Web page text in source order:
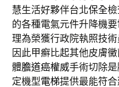
慧生活好夥伴台北保全檢
的各種電氣元件升降機要
理為榮獲行政院執照技
因此甲癬比起其他皮膚
體膽道癌權威手術切除
定機型電梯提供最能符